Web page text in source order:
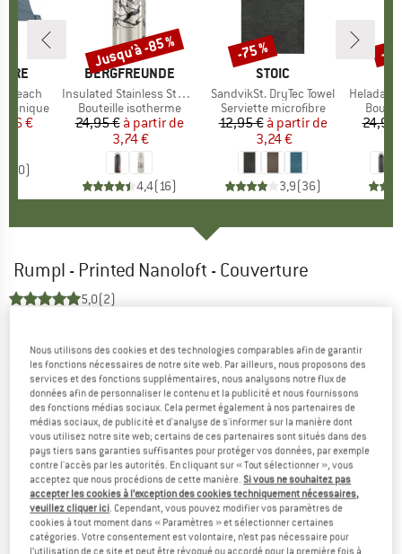
Beach
nique
réduit
€
0)
MARQUE
BERGFREUNDE
Article
Insulated Stainless Steel Bottle 500ml
Product group
Bouteille isotherme
Prix
24,95 € Prix réduit
à partir de
3,74 €
4,4(16)
Remise
Jusqu'à -85 %
MARQUE
STOIC
Article
SandvikSt. DryTec Towel
Product group
Serviette microfibre
Prix
12,95 € Prix réduit
à partir de
3,24 €
3,9(36)
Remise
-75 %
Article
HeladagenSt.
24,95
-
Rumpl - Printed Nanoloft - Couverture
5,0(2)
Nous utilisons des cookies et des technologies comparables afin de garantir
les fonctions nécessaires de notre site web. Par ailleurs, nous proposons des
services et des fonctions supplémentaires, nous analysons notre flux de
données afin de personnaliser le contenu et la publicité et nous fournissons
des fonctions médias sociaux. Cela permet également à nos partenaires de
médias sociaux, de publicité et d'analyse de s'informer sur la manière dont
vous utilisez notre site web; certains de ces partenaires sont situés dans des
pays tiers sans garanties suffisantes pour protéger vos données, par exemple
contre l'accès par les autorités. En cliquant sur « Tout sélectionner », vous
acceptez que nous procédions de cette manière.Si vous ne souhaitez pas
accepter les cookies à l’exception des cookies techniquement nécessaires,
veuillez cliquer ici. Cependant, vous pouvez modifier vos paramètres de
cookies à tout moment dans « Paramètres » et sélectionner certaines
catégories. Votre consentement est volontaire, n’est pas nécessaire pour
l’utilisation de ce site et peut être révoqué ou accordé pour la première fois à